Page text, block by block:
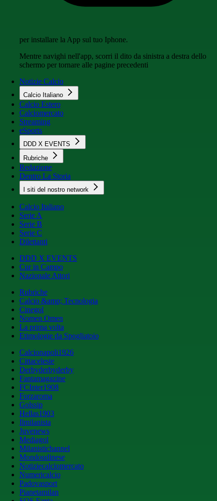
per installare la App sul tuo Iphone.
Mentre navighi nell'app, scorri il dito da sinistra a destra dello
schermo per tornare alle pagine precedenti
Notizie Calcio
Calcio Italiano
Calcio Estero
Calciomercato
Streaming
eSports
DDD X EVENTS
Rubriche
Redazione
Dentro La Storia
I siti del nostro network
Calcio Italiano
Serie A
Serie B
Serie C
Dilettanti
DDD X EVENTS
Cur in Campo
Nazionale Attori
Rubriche
Calcio &amp; Tecnologia
Cinegol
Nomen Omen
La prima volta
Etimologie da Spogliatoio
Calcionapoli1926
Cittaceleste
Derbyderbyderby
Fantamagazine
FCInter1908
Forzaroma
Golssip
Hellas1903
Ilmilanista
Juvenews
Mediagol
Milanistichannel
Mondoudinese
Notiziecalciomercato
Numericalcio
Padovasport
Pianetamilan